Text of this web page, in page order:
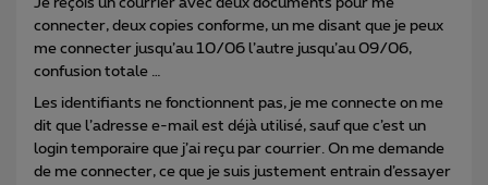
connecter, deux copies conforme, un me disant que je peux
me connecter jusqu’au 10/06 l’autre jusqu’au 09/06,
confusion totale …
Les identifiants ne fonctionnent pas, je me connecte on me
dit que l’adresse e-mail est déjà utilisé, sauf que c’est un
login temporaire que j’ai reçu par courrier. On me demande
de me connecter, ce que je suis justement entrain d’essayer